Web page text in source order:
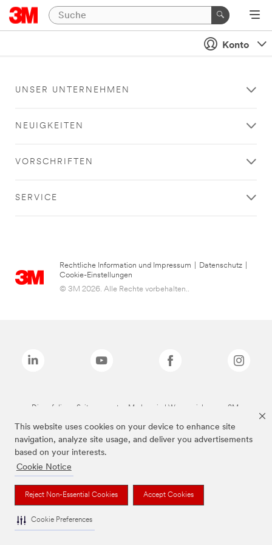
This website uses cookies on your device to enhance site
navigation, analyze site usage, and deliver you advertisements
based on your interests.
Cookie Notice
Reject Non-Essential Cookies Accept Cookies
Cookie Preferences
Konto
UNSER UNTERNEHMEN
NEUIGKEITEN
VORSCHRIFTEN
SERVICE
Rechtliche Information und Impressum Datenschutz
Cookie-Einstellungen
© 3M 2026. Alle Rechte vorbehalten..
Die auf dieser Seite genannten Marken sind Warenzeichen von 3M.